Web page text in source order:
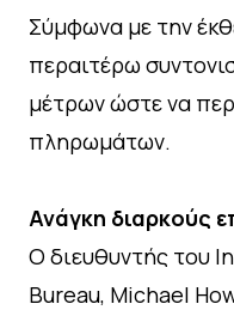
Σύμφωνα με την
περαιτέρω
μέτρων ώστε να
πληρωμάτων.
Ανάγκη διαρκούς
Ο διευθυντής του
Bureau, Michael